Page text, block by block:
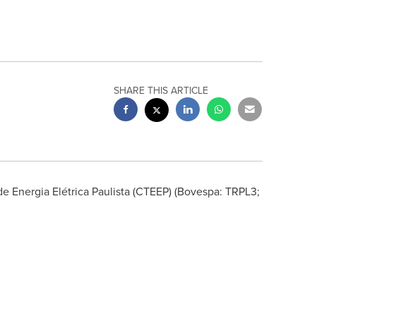
SHARE THIS ARTICLE
Elétrica Paulista (CTEEP) (Bovespa: TRPL3;